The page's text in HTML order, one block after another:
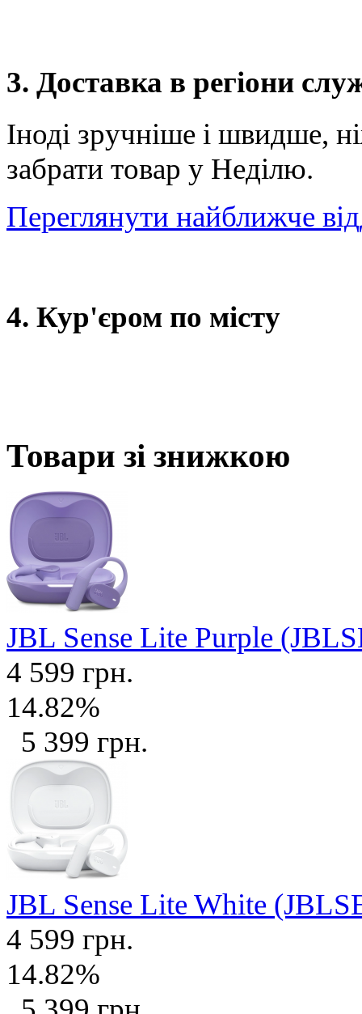
3. Доставка в регіони
Іноді зручніше і швидше,
забрати товар у Неділю.
Переглянути найближче
4. Кур'єром по місту
Товари зі знижкою
JBL Sense Lite Purple
4 599 грн.
14.82%
5 399 грн.
JBL Sense Lite White
4 599 грн.
14.82%